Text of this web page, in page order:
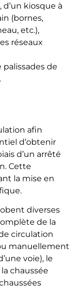
kiosque à
(bornes,
etc.),
réseaux
de
afin
d’obtenir
d’un arrêté
Cette
la mise en
diverses
de la
circulation
manuellement
voie), le
chaussée